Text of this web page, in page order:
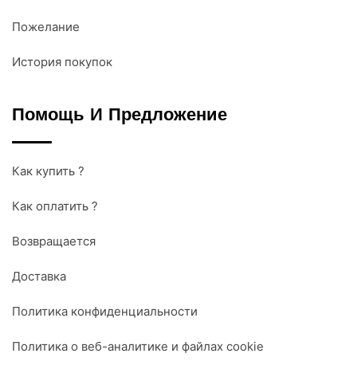
Пожелание
История покупок
Помощь И Предложение
Как купить ?
Как оплатить ?
Возвращается
Доставка
Политика конфиденциальности
Политика о веб-аналитике и файлах cookie